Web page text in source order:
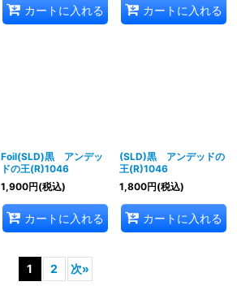
カートに入れる カートに入れる
Foil(SLD)黒 アンデッ
ドの王(R)1046
1,900円(税込)
カートに入れる
(SLD)黒 アンデッドの
王(R)1046
1,800円(税込)
カートに入れる
1 2 次»